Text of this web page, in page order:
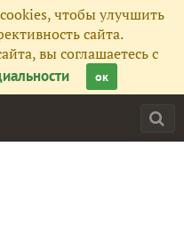
чтобы улучшить
сайта.
вы соглашаетесь с
ок